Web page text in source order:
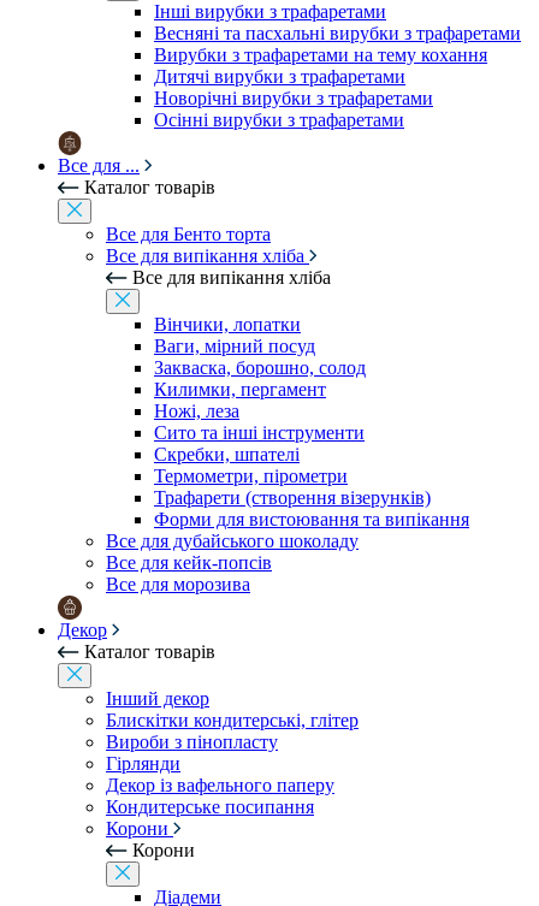
Інші вирубки з трафаретами
Весняні та пасхальні вирубки з трафаретами
Вирубки з трафаретами на тему кохання
Дитячі вирубки з трафаретами
Новорічні вирубки з трафаретами
Осінні вирубки з трафаретами
Все для ...
Каталог товарів
Все для Бенто торта
Все для випікання хліба
Все для випікання хліба
Вінчики, лопатки
Ваги, мірний посуд
Закваска, борошно, солод
Килимки, пергамент
Ножі, леза
Сито та інші інструменти
Скребки, шпателі
Термометри, пірометри
Трафарети (створення візерунків)
Форми для вистоювання та випікання
Все для дубайського шоколаду
Все для кейк-попсів
Все для морозива
Декор
Каталог товарів
Інший декор
Блискітки кондитерські, глітер
Вироби з пінопласту
Гірлянди
Декор із вафельного паперу
Кондитерське посипання
Корони
Корони
Діадеми